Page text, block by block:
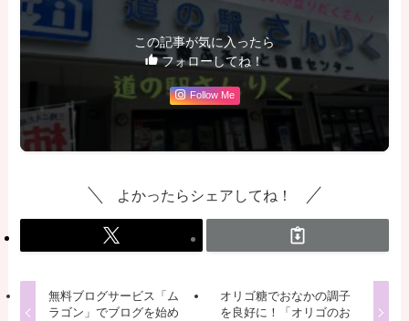
この記事が気に入ったら
フォローしてね！
Follow Me
よかったらシェアしてね！
無料ブログサービス「ム
ラゴン」でブログを始め
オリゴ糖でおなかの調子
を良好に！「オリゴのお